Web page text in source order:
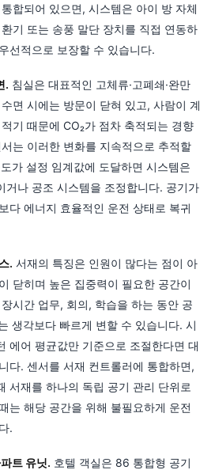
합되어 있으면, 시스템은 아이 방 자체
기 또는 송풍 말단 장치를 직접 연동하
선적으로 보장할 수 있습니다.
. 침실은 대표적인 고체류·고폐쇄·완만
면 시에는 방문이 닫혀 있고, 사람이 계
기 때문에 CO₂가 점차 축적되는 경향
는 이러한 변화를 지속적으로 추적할
가 설정 임계값에 도달하면 시스템은
거나 공조 시스템을 조정합니다. 공기가
다 에너지 효율적인 운전 상태로 복귀
. 서재의 특징은 인원이 많다는 점이 아
닫히며 높은 집중력이 필요한 공간이
시간 업무, 회의, 학습을 하는 동안 공
생각보다 빠르게 변할 수 있습니다. 시
에어 평균값만 기준으로 조절한다면 대
다. 센서를 서재 컨트롤러에 통합하면,
서재를 하나의 독립 공기 관리 단위로
는 해당 공간을 위해 불필요하게 운전
.
트 유닛. 호텔 객실은 86 통합형 공기